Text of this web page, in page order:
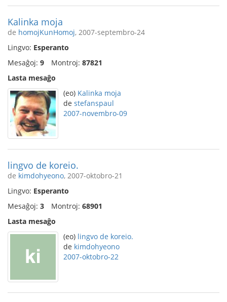
Kalinka moja
de homojKunHomoj, 2007-septembro-24
Lingvo: Esperanto
Mesaĝoj: 9 Montroj: 87821
Lasta mesaĝo
(eo) Kalinka moja
de stefanspaul
2007-novembro-09
lingvo de koreio.
de kimdohyeono, 2007-oktobro-21
Lingvo: Esperanto
Mesaĝoj: 3 Montroj: 68901
Lasta mesaĝo
(eo) lingvo de koreio.
de kimdohyeono
2007-oktobro-22